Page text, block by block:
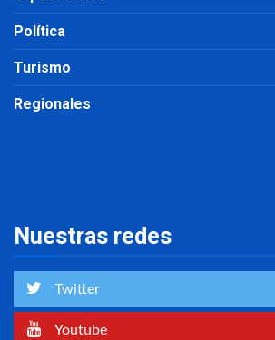
Política
Turismo
Regionales
Nuestras redes
Twitter
Youtube